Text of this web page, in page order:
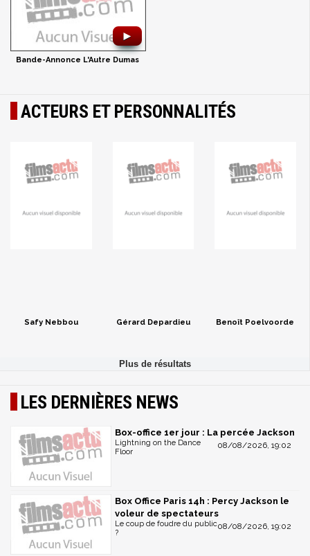
►
Bande-Annonce L'Autre Dumas
ACTEURS ET PERSONNALITÉS
Safy Nebbou Gérard Depardieu Benoît Poelvoorde
LES DERNIÈRES NEWS
Box-office 1er jour : La percée Jackson
08/08/2026, 19:02
Lightning on the Dance
Floor
Box Office Paris 14h : Percy Jackson le
voleur de spectateurs
08/08/2026, 19:02
Le coup de foudre du public
?